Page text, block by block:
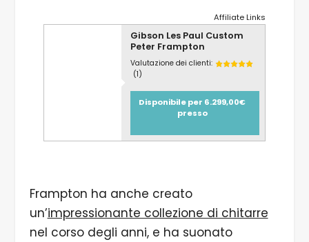
Affiliate Links
Gibson Les Paul Custom
Peter Frampton
Valutazione dei clienti:
(1)
Disponibile per 6.299,00€
presso
Frampton ha anche creato
un’impressionante collezione di chitarre
nel corso degli anni, e ha suonato